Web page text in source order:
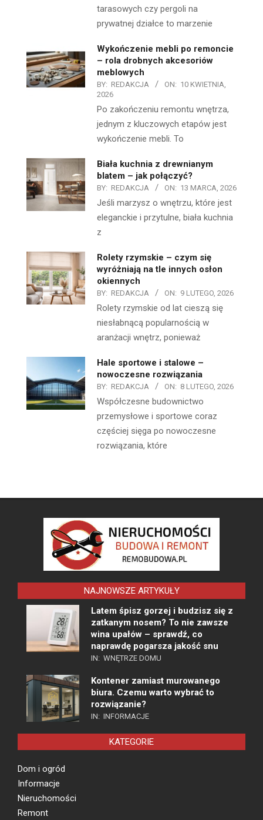
tarasowych czy pergoli na
prywatnej działce to marzenie
Wykończenie mebli po remoncie
– rola drobnych akcesoriów
meblowych
BY: REDAKCJA ON: 10 KWIETNIA,
2026
Po zakończeniu remontu wnętrza,
jednym z kluczowych etapów jest
wykończenie mebli. To
Biała kuchnia z drewnianym
blatem – jak połączyć?
BY: REDAKCJA ON: 13 MARCA, 2026
Jeśli marzysz o wnętrzu, które jest
eleganckie i przytulne, biała kuchnia
z
Rolety rzymskie – czym się
wyróżniają na tle innych osłon
okiennych
BY: REDAKCJA ON: 9 LUTEGO, 2026
Rolety rzymskie od lat cieszą się
niesłabnącą popularnością w
aranżacji wnętrz, ponieważ
Hale sportowe i stalowe –
nowoczesne rozwiązania
BY: REDAKCJA ON: 8 LUTEGO, 2026
Współczesne budownictwo
przemysłowe i sportowe coraz
częściej sięga po nowoczesne
rozwiązania, które
NAJNOWSZE ARTYKUŁY
Latem śpisz gorzej i budzisz się z
zatkanym nosem? To nie zawsze
wina upałów – sprawdź, co
naprawdę pogarsza jakość snu
IN: WNĘTRZE DOMU
Kontener zamiast murowanego
biura. Czemu warto wybrać to
rozwiązanie?
IN: INFORMACJE
KATEGORIE
Dom i ogród
Informacje
Nieruchomości
Remont